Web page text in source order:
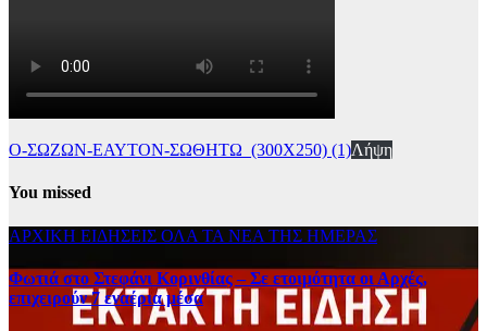
Ο-ΣΩΖΩΝ-ΕΑΥΤΟΝ-ΣΩΘΗΤΩ_(300Χ250) (1)Λήψη
You missed
ΑΡΧΙΚΗ ΕΙΔΗΣΕΙΣ ΟΛΑ ΤΑ ΝΕΑ ΤΗΣ ΗΜΕΡΑΣ
Φωτιά στο Στεφάνι Κορινθίας – Σε ετοιμότητα οι Αρχές,
επιχειρούν 7 εναέρια μέσα